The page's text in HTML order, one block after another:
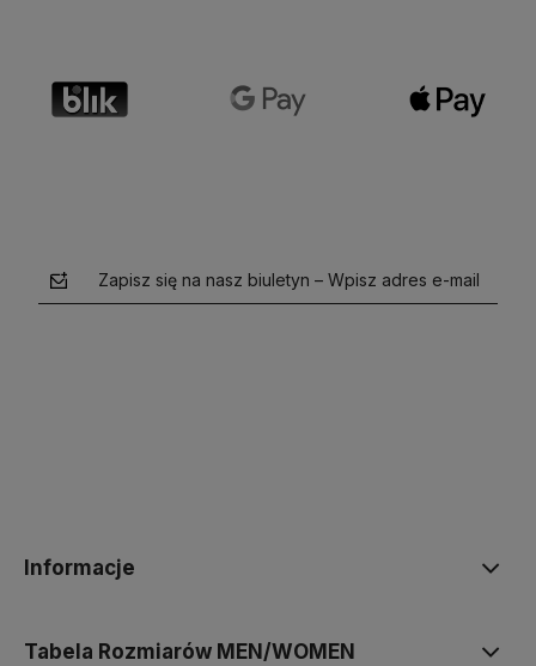
Zapisz się na nasz biuletyn – Wpisz adres e-mail
Informacje
Tabela Rozmiarów MEN/WOMEN